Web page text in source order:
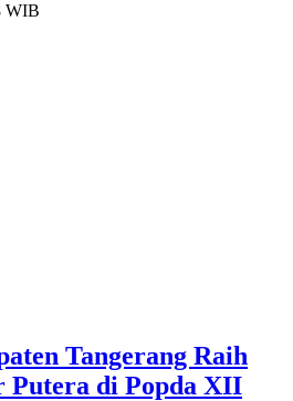
WIB
Tangerang Raih
Putera di Popda XII